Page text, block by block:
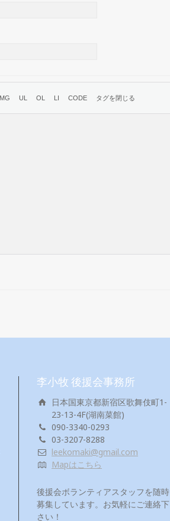
李小牧 後援会事務所
日本国東京都新宿区歌舞伎町1-
23-13-4F(湖南菜館)
090-3340-0293
03-3207-8288
leekomaki@gmail.com
Mapはこちら
後援会ボランティアスタッフを随時
募集しています。お気軽にご連絡下
さい！